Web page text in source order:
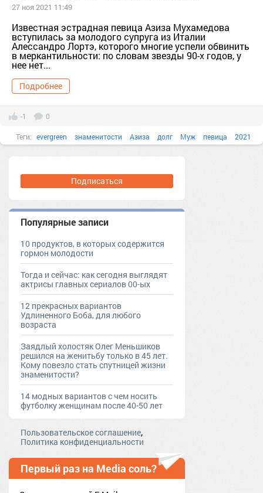
27 ноя 2021 11:49
Известная эстрадная певица Азиза Мухамедова
вступилась за молодого супруга из Италии
Алессандро Лортэ, которого многие успели обвинить
в меркантильности: по словам звезды 90-х годов, у
нее нет...
Подробнее
-1 0
Теги: evergreen знаменитости Азиза долг Муж певица 2021
Подписаться
Популярные записи
10 продуктов, в которых содержится
гормон молодости
Тогда и сейчас: как сегодня выглядят
актрисы главных сериалов 00-ых
12 прекрасных вариантов
Удлиненного Боба, для любого
возраста
Заядлый холостяк Олег Меньшиков
решился на женитьбу только в 45 лет.
Кому повезло стать спутницей жизни
знаменитости?
14 модных вариантов с чем носить
футболку женщинам после 40-50 лет
Пользовательское соглашение,
Политика конфиденциальности
Первый раз на Media соль?